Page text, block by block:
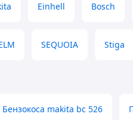
Einhell Bosch
SEQUOIA Stiga
Бензокоса makita bc 526